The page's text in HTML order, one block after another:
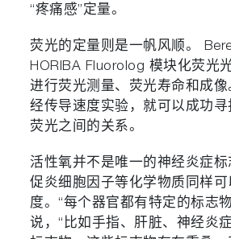
“疼痛感”定量。
荧光的定量则是一帆风顺。
HORIBA Fluorolog 模块化荧光
进行荧光测量、荧光寿命和成
经传导速度实验，就可以成功寻
荧光之间的关系。
活性氧并不是唯一的神经炎症标
促炎细胞因子等化学物质同样
度。“每个器官都有特定的标志
说，“比如手指、肝脏、神经炎